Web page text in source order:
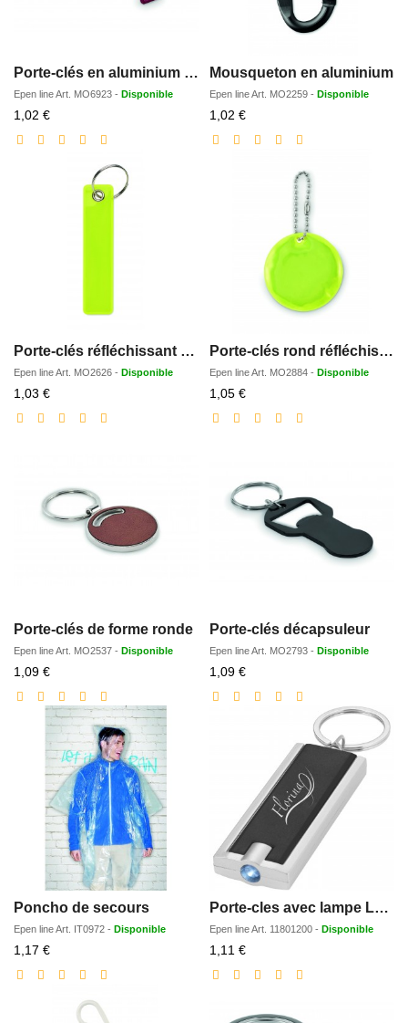
Porte-clés en aluminium recyclé
Epen lineArt. MO6923 - Disponible
1,02 €Prix
réduit
Mousqueton en aluminium
Epen lineArt. MO2259 - Disponible
1,02 €Prix
réduit
Porte-clés réfléchissant PVC
Epen lineArt. MO2626 - Disponible
1,03 €Prix
réduit
Porte-clés rond réfléchissant
Epen lineArt. MO2884 - Disponible
1,05 €Prix
réduit
Porte-clés de forme ronde
Epen lineArt. MO2537 - Disponible
1,09 €Prix
réduit
Porte-clés décapsuleur
Epen lineArt. MO2793 - Disponible
1,09 €Prix
réduit
Poncho de secours
Epen lineArt. IT0972 - Disponible
1,17 €Prix
réduit
Porte-cles avec lampe LED Castor
Epen lineArt. 11801200 - Disponible
1,11 €Prix
réduit